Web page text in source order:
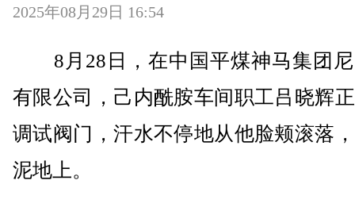
2025年08月29日 16:54
8月28日，在中国平煤神马集团尼
有限公司，己内酰胺车间职工吕晓辉
调试阀门，汗水不停地从他脸颊滚落
泥地上。